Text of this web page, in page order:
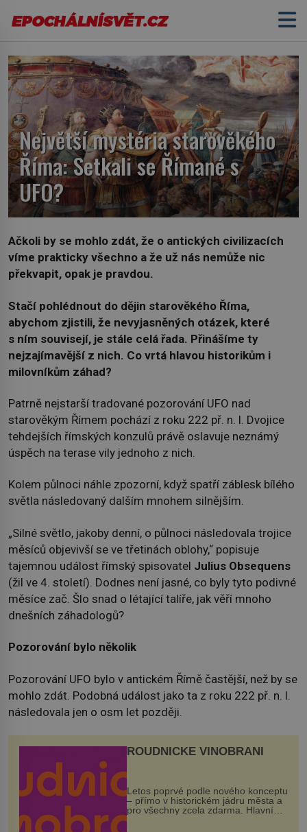
Největší mystéria starověkého
Říma: Setkali se Římané s
UFO?
Ačkoli by se mohlo zdát, že o antických civilizacích
víme prakticky všechno a že už nás nemůže nic
překvapit, opak je pravdou.
Stačí pohlédnout do dějin starověkého Říma,
abychom zjistili, že nevyjasněných otázek, které
s ním souvisejí, je stále celá řada. Přinášíme ty
nejzajímavější z nich. Co vrtá hlavou historikům i
milovníkům záhad?
Patrně nejstarší tradované pozorování UFO nad
starověkým Římem pochází z roku 222 př. n. l. Dvojice
tehdejších římských konzulů právě oslavuje neznámý
úspěch na terase vily jednoho z nich.
Kolem půlnoci náhle zpozorní, když spatří záblesk bílého
světla následovaný dalším mnohem silnějším.
„Silné světlo, jakoby denní, o půlnoci následovala trojice
měsíců objevivší se ve třetinách oblohy,“ popisuje
tajemnou událost římský spisovatel Julius Obsequens
(žil ve 4. století). Dodnes není jasné, co byly tyto podivné
měsíce zač. Šlo snad o létající talíře, jak věří mnoho
dnešních záhadologů?
Pozorování bylo několik
Pozorování UFO bylo v antickém Římě častější, než by se
mohlo zdát. Podobná událost jako ta z roku 222 př. n. l.
následovala jen o osm let později.
ROUDNICKÉ VINOBRANÍ
Letos poprvé podle nového konceptu
– přímo v historickém jádru města a
pro všechny zcela zdarma. Hlavní
program se odehraje na Karlově a